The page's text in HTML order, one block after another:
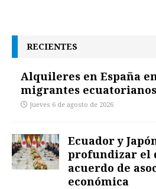
RECIENTES
Alquileres en España
migrantes
jueves 6 de agosto de 2026
Ecuador y
profundizar el
acuerdo de
económica